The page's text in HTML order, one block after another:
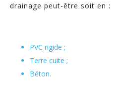
drainage peut-être soit en :
PVC rigide ;
Terre cuite ;
Béton.